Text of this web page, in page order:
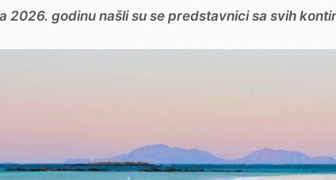
2026. godinu našli su se predstavnici sa svih